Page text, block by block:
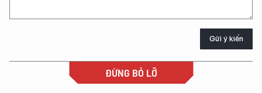
Gửi ý kiến
ĐỪNG BỎ LỠ